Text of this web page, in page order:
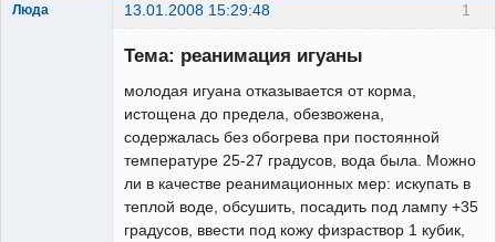
1
Люда 13.01.2008 15:29:48
Зарегистрированный
Тема: реанимация игуаны
молодая игуана отказывается от корма,
истощена до предела, обезвожена,
содержалась без обогрева при постоянной
температуре 25-27 градусов, вода была. Можно
ли в качестве реанимационных мер: искупать в
теплой воде, обсушить, посадить под лампу +35
градусов, ввести под кожу физраствор 1 кубик,